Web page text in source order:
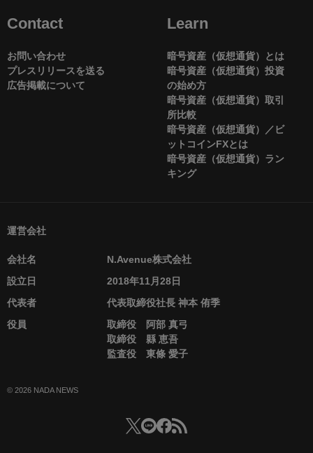
Contact
お問い合わせ
プレスリリースを送る
広告掲載について
Learn
暗号資産（仮想通貨）とは
暗号資産（仮想通貨）投資
の始め方
暗号資産（仮想通貨）取引
所比較
暗号資産（仮想通貨）／ビ
ットコインFXとは
暗号資産（仮想通貨）ラン
キング
運営会社
会社名
N.Avenue株式会社
設立日
2018年11月28日
代表者
代表取締役社長 神本 侑季
役員
取締役 阿部 真弓
取締役 縣 恵吾
監査役 東條 愛子
© 2026 NADA NEWS